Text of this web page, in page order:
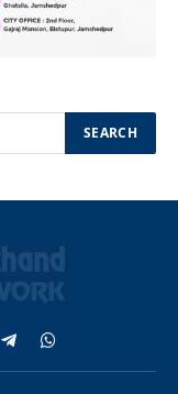
TelegramWhatsApp